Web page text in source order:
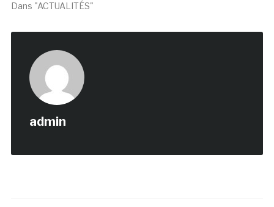
Dans "ACTUALITÉS"
admin